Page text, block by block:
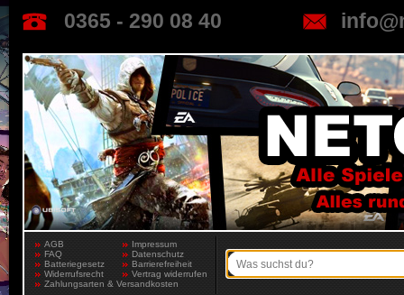
0365 - 290 08 40
AGB
Impressum
FAQ
Datenschutz
Batteriegesetz
Barrierefreiheit
Widerrufsrecht
Vertrag widerrufen
Zahlungsarten & Versandkosten